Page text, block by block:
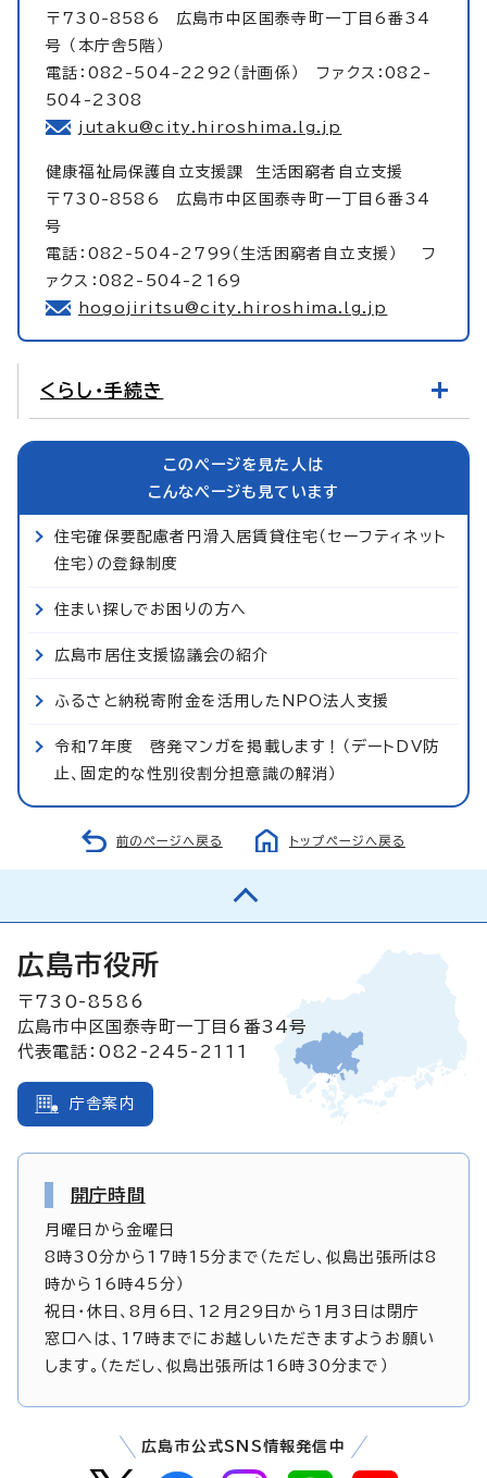
〒730-8586 広島市中区国泰寺町一丁目6番34
号 （本庁舎5階）
電話：082-504-2292（計画係） ファクス：082-
504-2308
jutaku@city.hiroshima.lg.jp
健康福祉局保護自立支援課 生活困窮者自立支援
〒730-8586 広島市中区国泰寺町一丁目6番34
号
電話：082-504-2799（生活困窮者自立支援） フ
ァクス：082-504-2169
hogojiritsu@city.hiroshima.lg.jp
くらし・手続き
このページを見た人は
こんなページも見ています
住宅確保要配慮者円滑入居賃貸住宅（セーフティネット
住宅）の登録制度
住まい探しでお困りの方へ
広島市居住支援協議会の紹介
ふるさと納税寄附金を活用したNPO法人支援
令和7年度 啓発マンガを掲載します！（デートDV防
止、固定的な性別役割分担意識の解消）
前のページへ戻る トップページへ戻る
広島市役所
〒730-8586
広島市中区国泰寺町一丁目6番34号
代表電話：082-245-2111
庁舎案内
開庁時間
月曜日から金曜日
8時30分から17時15分まで（ただし、似島出張所は8
時から16時45分）
祝日・休日、8月6日、12月29日から1月3日は閉庁
窓口へは、17時までにお越しいただきますようお願い
します。（ただし、似島出張所は16時30分まで）
広島市公式SNS情報発信中